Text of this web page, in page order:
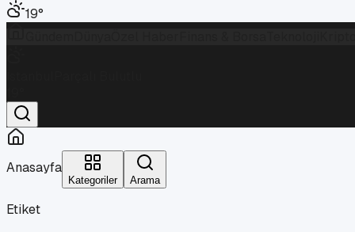
19°
Anasayfa
Kategoriler Arama
Etiket